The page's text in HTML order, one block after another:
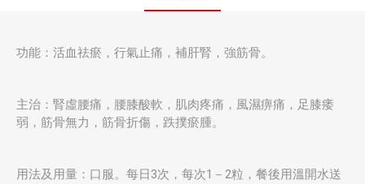
功能：活血祛瘀，行氣止痛，補肝腎，強筋骨。
主治：腎虛腰痛，腰膝酸軟，肌肉疼痛，風濕痹痛，足膝痿
弱，筋骨無力，筋骨折傷，跌撲瘀腫。
用法及用量：口服。每日3次，每次1－2粒，餐後用溫開水送